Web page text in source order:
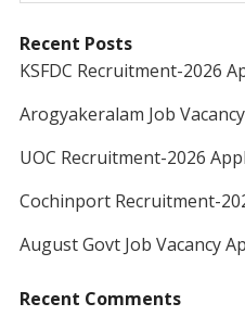
Recent Posts
KSFDC Recruitment-2026
Arogyakeralam Job
UOC Recruitment-2026
Cochinport Recruitment-
August Govt Job Vacancy
Recent Comments